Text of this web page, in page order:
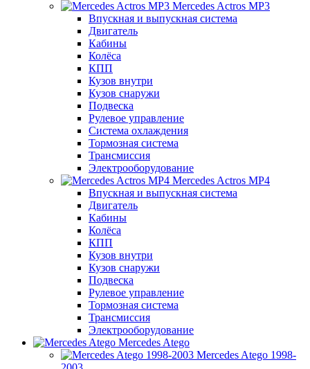
Mercedes Actros MP3
Впускная и выпускная система
Двигатель
Кабины
Колёса
КПП
Кузов внутри
Кузов снаружи
Подвеска
Рулевое управление
Система охлаждения
Тормозная система
Трансмиссия
Электрооборудование
Mercedes Actros MP4
Впускная и выпускная система
Двигатель
Кабины
Колёса
КПП
Кузов внутри
Кузов снаружи
Подвеска
Рулевое управление
Тормозная система
Трансмиссия
Электрооборудование
Mercedes Atego
Mercedes Atego 1998-